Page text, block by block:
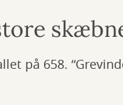
på 658.